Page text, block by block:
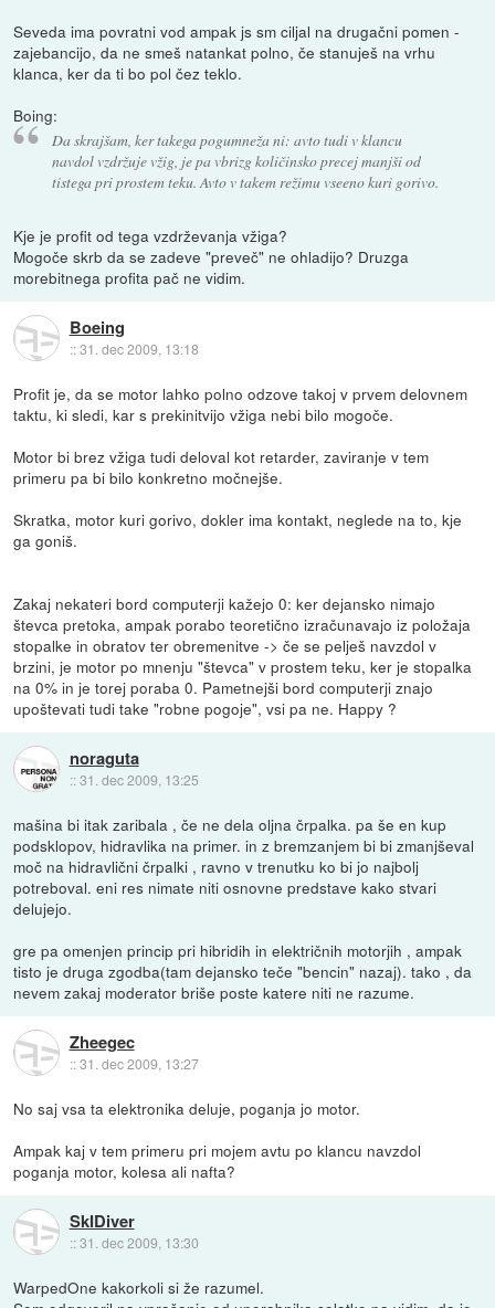
Seveda ima povratni vod ampak js sm ciljal na drugačni pomen -
zajebancijo, da ne smeš natankat polno, če stanuješ na vrhu
klanca, ker da ti bo pol čez teklo.
Boing:
Da skrajšam, ker takega pogumneža ni: avto tudi v klancu
navdol vzdržuje vžig, je pa vbrizg količinsko precej manjši od
tistega pri prostem teku. Avto v takem režimu vseeno kuri gorivo.
Kje je profit od tega vzdrževanja vžiga?
Mogoče skrb da se zadeve "preveč" ne ohladijo? Druzga
morebitnega profita pač ne vidim.
Boeing
::31. dec 2009, 13:18
Profit je, da se motor lahko polno odzove takoj v prvem delovnem
taktu, ki sledi, kar s prekinitvijo vžiga nebi bilo mogoče.
Motor bi brez vžiga tudi deloval kot retarder, zaviranje v tem
primeru pa bi bilo konkretno močnejše.
Skratka, motor kuri gorivo, dokler ima kontakt, neglede na to, kje
ga goniš.
Zakaj nekateri bord computerji kažejo 0: ker dejansko nimajo
števca pretoka, ampak porabo teoretično izračunavajo iz položaja
stopalke in obratov ter obremenitve -> če se pelješ navzdol v
brzini, je motor po mnenju "števca" v prostem teku, ker je stopalka
na 0% in je torej poraba 0. Pametnejši bord computerji znajo
upoštevati tudi take "robne pogoje", vsi pa ne. Happy ?
noraguta
::31. dec 2009, 13:25
mašina bi itak zaribala , če ne dela oljna črpalka. pa še en kup
podsklopov, hidravlika na primer. in z bremzanjem bi bi zmanjševal
moč na hidravlični črpalki , ravno v trenutku ko bi jo najbolj
potreboval. eni res nimate niti osnovne predstave kako stvari
delujejo.
gre pa omenjen princip pri hibridih in električnih motorjih , ampak
tisto je druga zgodba(tam dejansko teče "bencin" nazaj). tako , da
nevem zakaj moderator briše poste katere niti ne razume.
Zheegec
::31. dec 2009, 13:27
No saj vsa ta elektronika deluje, poganja jo motor.
Ampak kaj v tem primeru pri mojem avtu po klancu navzdol
poganja motor, kolesa ali nafta?
SkIDiver
::31. dec 2009, 13:30
WarpedOne kakorkoli si že razumel.